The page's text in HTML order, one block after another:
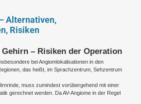
Alternativen,
Risiken
– Risiken der Operation
bei Angiomlokalisationen in den
das heißt, im Sprachzentrum, Sehzentrum
muss zumindest vorübergehend mit einer
gerechnet werden. Da AV-Angiome in der Regel